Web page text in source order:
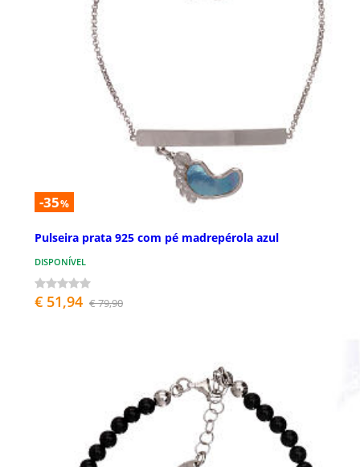
-35%
Pulseira prata 925 com pé madrepérola azul
DISPONÍVEL
€ 51,94 € 79,90